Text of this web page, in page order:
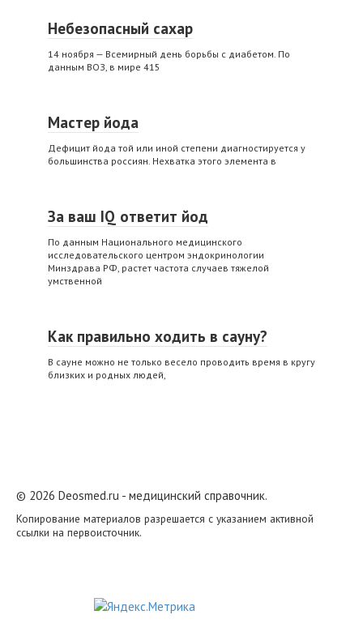
Небезопасный сахар
14 ноября — Всемирный день борьбы с диабетом. По
данным ВОЗ, в мире 415
Мастер йода
Дефицит йода той или иной степени диагностируется у
большинства россиян. Нехватка этого элемента в
За ваш IQ ответит йод
По данным Национального медицинского
исследовательского центром эндокринологии
Минздрава РФ, растет частота случаев тяжелой
умственной
Как правильно ходить в сауну?
В сауне можно не только весело проводить время в кругу
близких и родных людей,
© 2026 Deosmed.ru - медицинский справочник.
Копирование материалов разрешается с указанием активной
ссылки на первоисточник.